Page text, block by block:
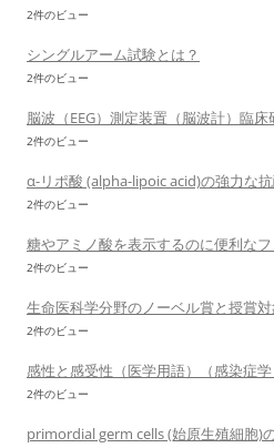
2件のビュー
シングルアーム試験とは？
2件のビュー
脳波（EEG）測定装置（脳波計）臨床
2件のビュー
α-リポ酸 (alpha-lipoic acid)の強力な
2件のビュー
糖やアミノ酸を表示するのに便利な
2件のビュー
生命医科学分野のノーベル賞と授賞
2件のビュー
感性と感受性（医学用語）（感染症学
2件のビュー
primordial germ cells (始原生殖細胞)